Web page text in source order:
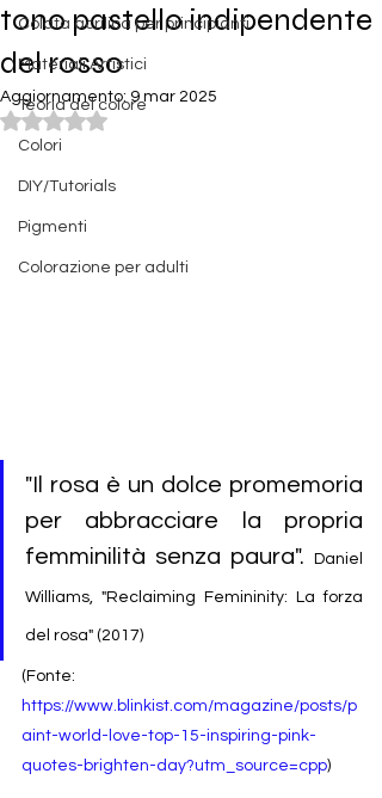
Colata acrilica per principianti
Materiali Artistici
Teoria del colore
Colori
DIY/Tutorials
Pigmenti
Colorazione per adulti
tono pastello indipendente
del rosso
Aggiornamento: 9 mar 2025
Valutazione NaN stelle su 5.
"Il rosa è un dolce promemoria
per abbracciare la propria
femminilità senza paura".
Daniel
Williams, "Reclaiming Femininity: La forza
del rosa" (2017)
(Fonte:
https://www.blinkist.com/magazine/posts/p
aint-world-love-top-15-inspiring-pink-
quotes-brighten-day?utm_source=cpp)